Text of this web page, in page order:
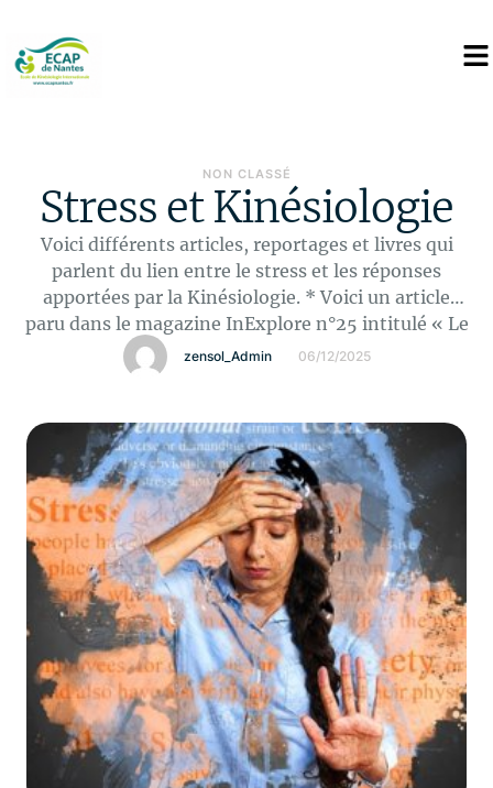
NON CLASSÉ
Stress et Kinésiologie
Voici différents articles, reportages et livres qui
parlent du lien entre le stress et les réponses
apportées par la Kinésiologie. * Voici un article
paru dans le magazine InExplore n°25 intitulé « Le
corps a la parole » par Réjane Ereau – Hiver 2015 *
Voici un article paru dans le magazine Alternative
zensol_Admin 06/12/2025